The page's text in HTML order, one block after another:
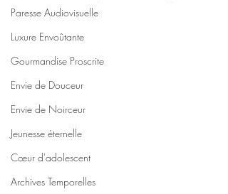
Paresse Audiovisuelle
Luxure Envoûtante
Gourmandise Proscrite
Envie de Douceur
Envie de Noirceur
Jeunesse éternelle
Cœur d'adolescent
Archives Temporelles